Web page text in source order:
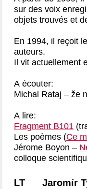
sur des voix
objets trouvés et
En 1994, il reçoit
auteurs.
Il vit actuellement
A écouter:
Michal Rataj – že
A lire:
Fragment B101
Les poèmes (Ce
Jérome Boyon –
colloque
LT Jaromír